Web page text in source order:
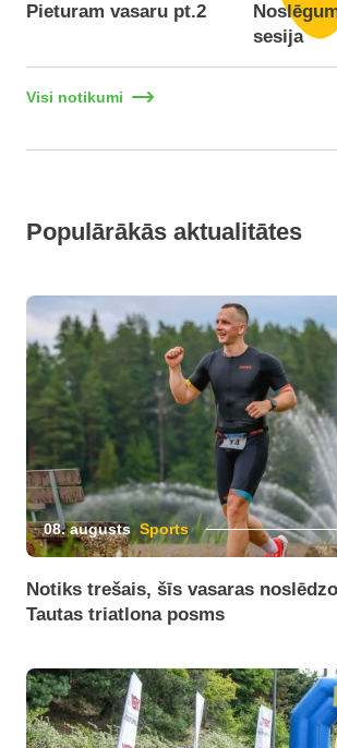
Pieturam vasaru pt.2
sesija
Visi notikumi
Populārākās aktualitātes
08. augusts Sports
Notiks trešais, šīs vasaras
Tautas triatlona posms